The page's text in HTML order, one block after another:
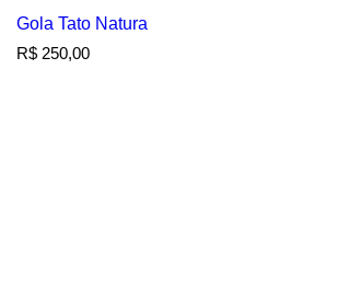
Gola Tato Natura
R$250,00